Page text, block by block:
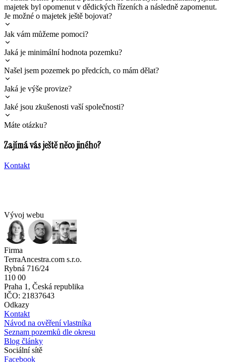
majetek byl opomenut v dědických řízeních a následně zapomenut.
Je možné o majetek ještě bojovat?
Jak vám můžeme pomoci?
Jaká je minimální hodnota pozemku?
Našel jsem pozemek po předcích, co mám dělat?
Jaká je výše provize?
Jaké jsou zkušenosti vaší společnosti?
Máte otázku?
Zajímá vás ještě něco jiného?
Kontakt
Vývoj webu
Firma
TerraAncestra.com s.r.o.
Rybná 716/24
110 00
Praha 1, Česká republika
IČO: 21837643
Odkazy
Kontakt
Návod na ověření vlastníka
Seznam pozemků dle okresu
Blog články
Sociální sítě
Facebook